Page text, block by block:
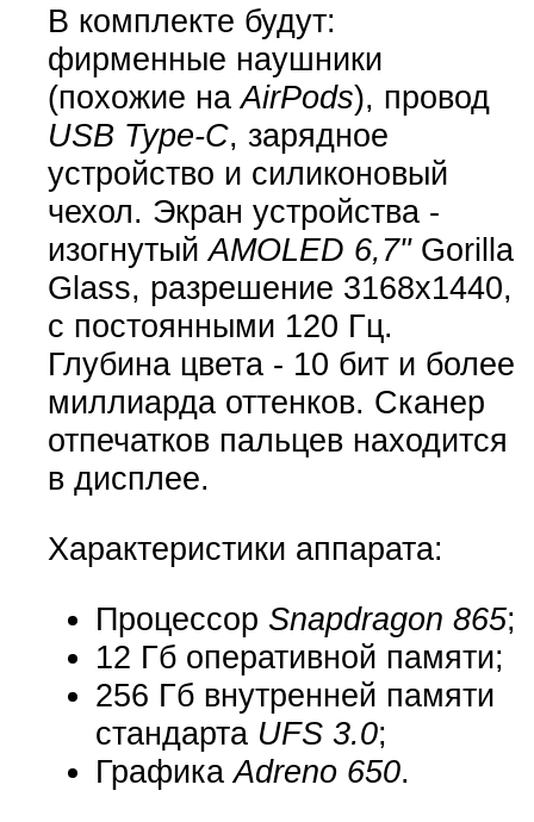
В комплекте будут:
фирменные наушники
(похожие наAirPods), провод
USB Type-C, зарядное
устройство и силиконовый
чехол. Экран устройства -
изогнутыйAMOLED 6,7"Gorilla
Glass, разрешение 3168x1440,
с постоянными 120 Гц.
Глубина цвета - 10 бит и более
миллиарда оттенков. Сканер
отпечатков пальцев находится
в дисплее.
Характеристики аппарата:
Процессор Snapdragon 865;
12 Гб оперативной памяти;
256 Гб внутренней памяти
стандарта UFS 3.0;
ГрафикаAdreno 650.